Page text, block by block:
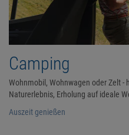
Camping
Wohnmobil, Wohnwagen oder Zelt -
Naturerlebnis, Erholung auf ideale
Auszeit genießen